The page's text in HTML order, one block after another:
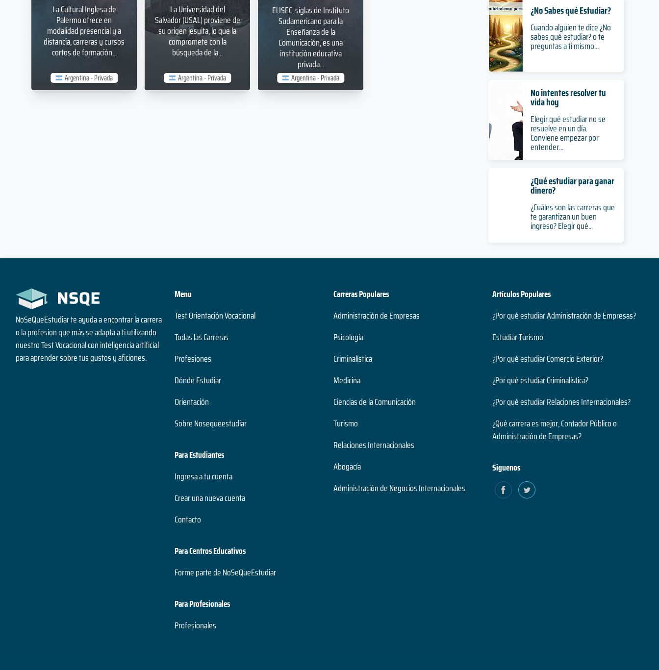
Argentina - Privada
La Cultural Inglesa de
Palermo ofrece en
modalidad presencial y a
distancia, carreras y cursos
cortos de formación...
Argentina - Privada
La Universidad del
Salvador (USAL) proviene de
su origen jesuita, lo que la
compromete con la
búsqueda de la...
Argentina - Privada
El ISEC, siglas de Instituto
Sudamericano para la
Enseñanza de la
Comunicación, es una
institución educativa
privada...
¿No Sabes qué Estudiar?
Cuando alguien te dice ¿No
sabes qué estudiar? o te
preguntas a ti mismo...
No intentes resolver tu
vida hoy
Elegir qué estudiar no se
resuelve en un día.
Conviene empezar por
entender...
¿Qué estudiar para ganar
dinero?
¿Cuáles son las carreras que
te garantizan un buen
ingreso? Elegir qué...
NoSeQueEstudiar te ayuda a encontrar la carrera
o la profesion que más se adapta a ti utilizando
nuestro Test Vocacional con inteligencia artificial
para aprender sobre tus gustos y aficiones.
Menu
Test Orientación Vocacional
Todas las Carreras
Profesiones
Dónde Estudiar
Orientación
Sobre Nosequeestudiar
Para Estudiantes
Ingresa a tu cuenta
Crear una nueva cuenta
Contacto
Para Centros Educativos
Forme parte de NoSeQueEstudiar
Para Profesionales
Profesionales
Carreras Populares
Administración de Empresas
Psicología
Criminalística
Medicina
Ciencias de la Comunicación
Turismo
Relaciones Internacionales
Abogacía
Administración de Negocios Internacionales
Artículos Populares
¿Por qué estudiar Administración de Empresas?
Estudiar Turismo
¿Por qué estudiar Comercio Exterior?
¿Por qué estudiar Criminalística?
¿Por qué estudiar Relaciones Internacionales?
¿Qué carrera es mejor, Contador Público o
Administración de Empresas?
Siguenos